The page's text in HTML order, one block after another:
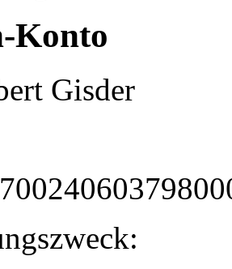
Konto
Gisder